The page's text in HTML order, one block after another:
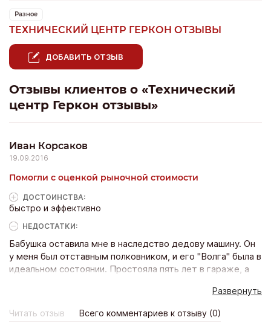
Разное
ТЕХНИЧЕСКИЙ ЦЕНТР ГЕРКОН ОТЗЫВЫ
ДОБАВИТЬ ОТЗЫВ
Отзывы клиентов о «Технический
центр Геркон отзывы»
Иван Корсаков
19.09.2016
Помогли с оценкой рыночной стоимости
ДОСТОИНCТВА:
быстро и эффективно
НЕДОСТАТКИ:
Бабушка оставила мне в наследство дедову машину. Он
у меня был отставным полковником, и его "Волга" была в
идеальном состоянии. Простояла пять лет в гараже, а
наследству, но никак не мог его оформить, потому что
не слишком люблю возиться с бумагами, да и времени
свободного нет. Но обращение в ТЦ Геркон решило все
Развернуть
Читать отзыв Всего комментариев к отзыву (0)